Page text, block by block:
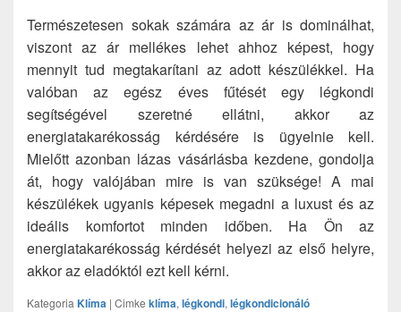
Természetesen sokak számára az ár is dominálhat,
viszont az ár mellékes lehet ahhoz képest, hogy
mennyit tud megtakarítani az adott készülékkel. Ha
valóban az egész éves fűtését egy légkondi
segítségével szeretné ellátni, akkor az
energiatakarékosság kérdésére is ügyelnie kell.
Mielőtt azonban lázas vásárlásba kezdene, gondolja
át, hogy valójában mire is van szüksége! A mai
készülékek ugyanis képesek megadni a luxust és az
ideális komfortot minden időben. Ha Ön az
energiatakarékosság kérdését helyezi az első helyre,
akkor az eladóktól ezt kell kérni.
Kategoria Klíma | Cimke klíma, légkondi, légkondicionáló